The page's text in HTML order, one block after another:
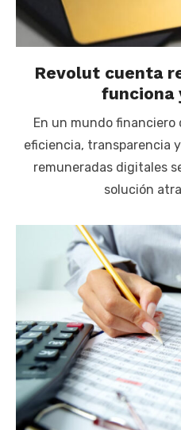
Revolut cuenta
funciona
En un mundo financiero
eficiencia, transparencia
remuneradas digitales
solución